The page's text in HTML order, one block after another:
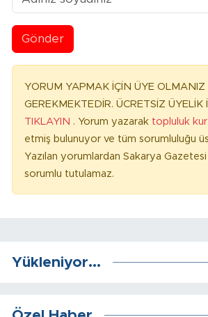
Gönder
YORUM YAPMAK İÇİN ÜYE OLMANIZ
GEREKMEKTEDİR. ÜCRETSİZ ÜYELİK
TIKLAYIN . Yorum yazarak topluluk
etmiş bulunuyor ve tüm sorumluluğu
Yazılan yorumlardan Sakarya
sorumlu tutulamaz.
Yükleniyor...